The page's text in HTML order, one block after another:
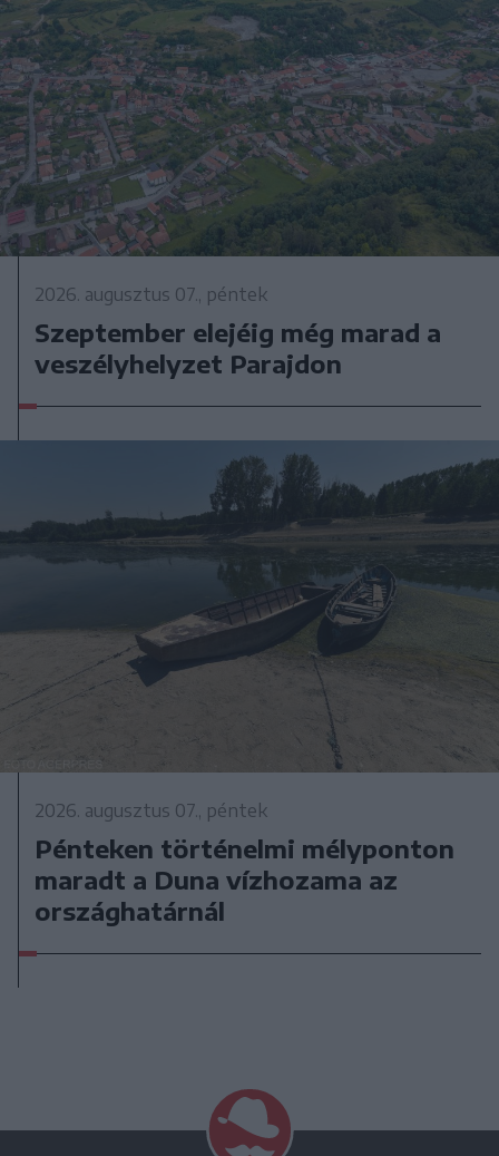
2026. augusztus 07., péntek
Szeptember elejéig még marad a
veszélyhelyzet Parajdon
2026. augusztus 07., péntek
Pénteken történelmi mélyponton
maradt a Duna vízhozama az
országhatárnál